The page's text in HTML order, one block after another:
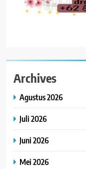
Archives
Agustus 2026
Juli 2026
Juni 2026
Mei 2026